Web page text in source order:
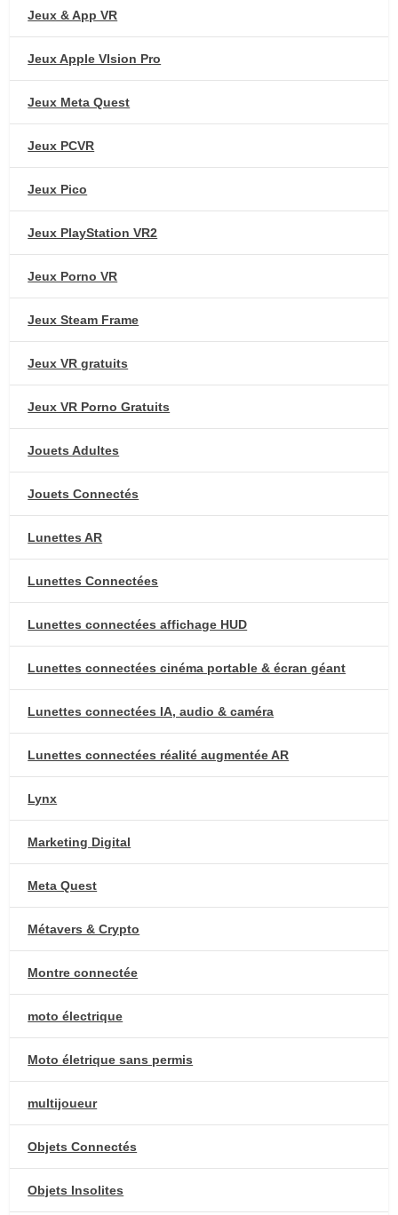
Jeux & App VR
Jeux Apple VIsion Pro
Jeux Meta Quest
Jeux PCVR
Jeux Pico
Jeux PlayStation VR2
Jeux Porno VR
Jeux Steam Frame
Jeux VR gratuits
Jeux VR Porno Gratuits
Jouets Adultes
Jouets Connectés
Lunettes AR
Lunettes Connectées
Lunettes connectées affichage HUD
Lunettes connectées cinéma portable & écran géant
Lunettes connectées IA, audio & caméra
Lunettes connectées réalité augmentée AR
Lynx
Marketing Digital
Meta Quest
Métavers & Crypto
Montre connectée
moto électrique
Moto életrique sans permis
multijoueur
Objets Connectés
Objets Insolites